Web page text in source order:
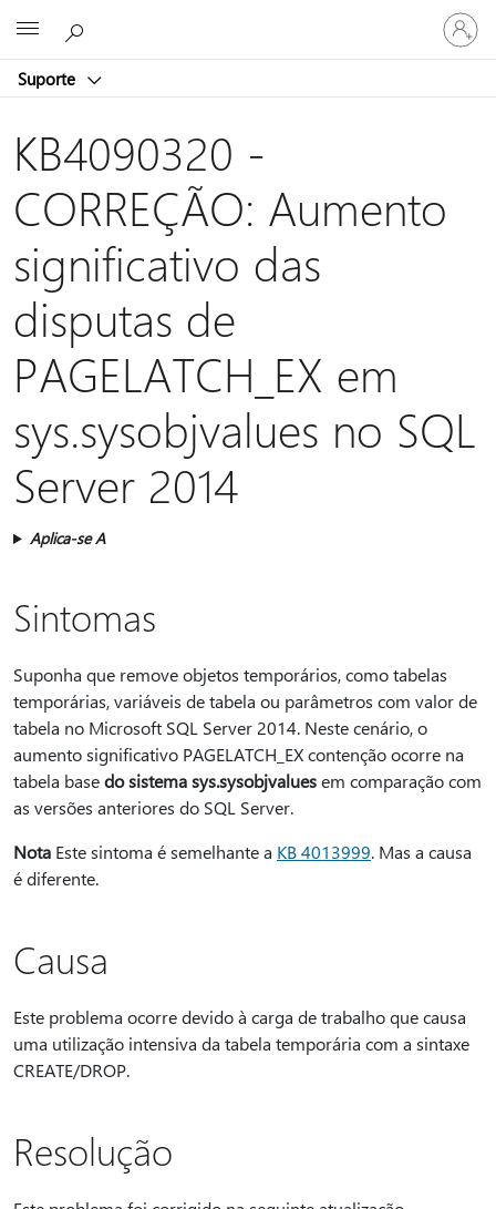
Suporte
Iniciar
sessão
na
KB4090320 -
CORREÇÃO: Aumento
significativo das
disputas de
PAGELATCH_EX em
sys.sysobjvalues no SQL
Server 2014
Aplica-se A
Sintomas
Suponha que remove objetos temporários, como tabelas
temporárias, variáveis de tabela ou parâmetros com valor de
tabela no Microsoft SQL Server 2014. Neste cenário, o
aumento significativo PAGELATCH_EX contenção ocorre na
tabela basedo sistema sys.sysobjvaluesem comparação com
as versões anteriores do SQL Server.
Nota Este sintoma é semelhante a KB 4013999. Mas a causa
é diferente.
Causa
Este problema ocorre devido à carga de trabalho que causa
uma utilização intensiva da tabela temporária com a sintaxe
CREATE/DROP.
Resolução